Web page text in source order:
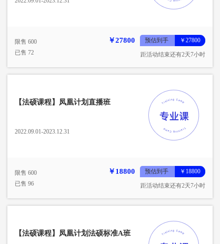
限售 600
已售 72
￥27800 预估到手 ￥27800
距活动结束还有2天7小时
【法硕课程】凤凰计划直播班
2022.09.01-2023.12.31
限售 600
已售 96
￥18800 预估到手 ￥18800
距活动结束还有2天7小时
【法硕课程】凤凰计划法硕标准A班